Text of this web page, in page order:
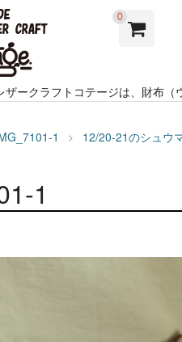
0
ザークラフトコテージは、財布（
1 12/20-21のシュウ
1